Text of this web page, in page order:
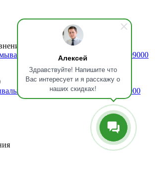
Алексей
Здравствуйте! Напишите что
Вас интересует и я расскажу о
наших скидках!
Hansgrohe Focus 240, 31609000